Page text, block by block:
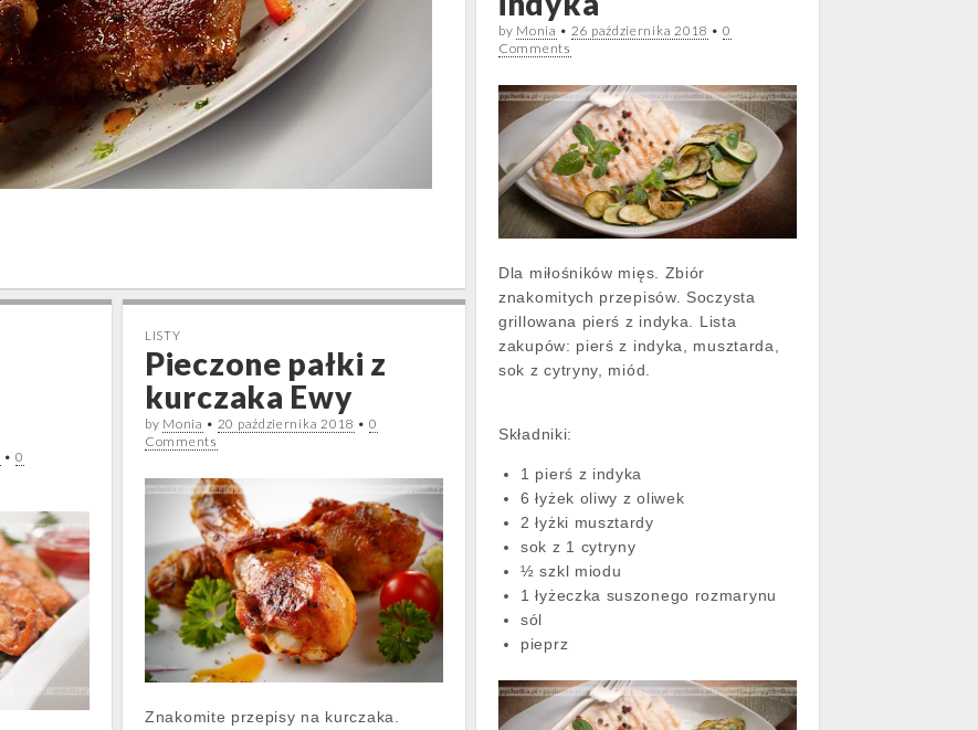
by Monia • 26 października 2018 • 0
Comments
Dla miłośników mięs. Zbiór
znakomitych przepisów. Soczysta
grillowana pierś z indyka. Lista
zakupów: pierś z indyka, musztarda,
sok z cytryny, miód.
Składniki:
1 pierś z indyka
6 łyżek oliwy z oliwek
2 łyżki musztardy
sok z 1 cytryny
½ szkl miodu
1 łyżeczka suszonego rozmarynu
sól
pieprz
• 0
LISTY
Pieczone pałki z
kurczaka Ewy
by Monia • 20 października 2018 • 0
Comments
Znakomite przepisy na kurczaka.